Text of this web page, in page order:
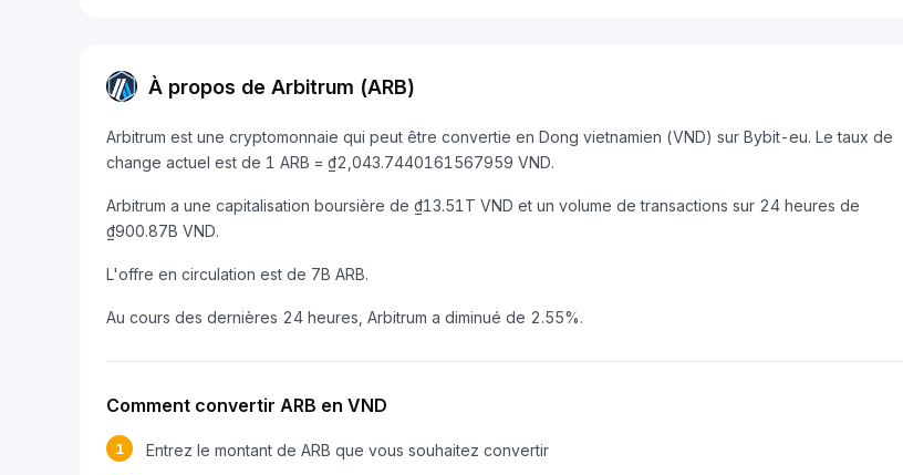
À propos de Arbitrum (ARB)
Arbitrum est une cryptomonnaie qui peut être convertie en Dong vietnamien (VND) sur Bybit-eu. Le taux de
change actuel est de 1 ARB = ₫2,043.7440161567959 VND.
Arbitrum a une capitalisation boursière de ₫13.51T VND et un volume de transactions sur 24 heures de
₫900.87B VND.
L'offre en circulation est de 7B ARB.
Au cours des dernières 24 heures, Arbitrum a diminué de 2.55%.
Comment convertir ARB en VND
1 Entrez le montant de ARB que vous souhaitez convertir